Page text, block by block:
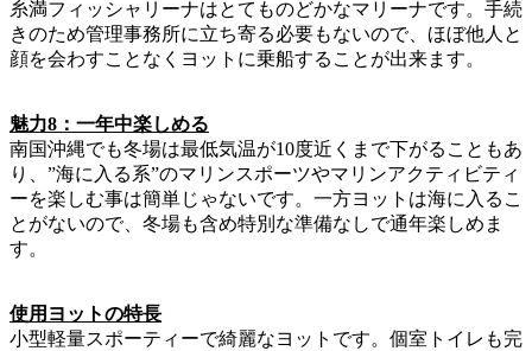
糸満フィッシャリーナはとてものどかなマリーナです。手続
きのため管理事務所に立ち寄る必要もないので、ほぼ他人と
顔を会わすことなくヨットに乗船することが出来ます。
魅力8：一年中楽しめる
南国沖縄でも冬場は最低気温が10度近くまで下がることもあ
り、”海に入る系”のマリンスポーツやマリンアクティビティ
ーを楽しむ事は簡単じゃないです。一方ヨットは海に入るこ
とがないので、冬場も含め特別な準備なしで通年楽しめま
す。
使用ヨットの特長
小型軽量スポーティーで綺麗なヨットです。個室トイレも完